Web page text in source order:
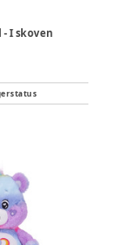
I skoven